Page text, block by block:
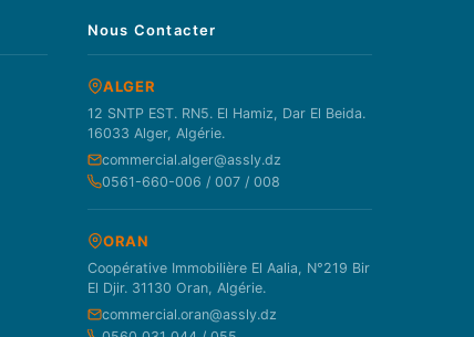
Nous Contacter
ALGER
12 SNTP EST. RN5. El Hamiz, Dar El Beida.
16033 Alger, Algérie.
commercial.alger@assly.dz
0561-660-006 / 007 / 008
ORAN
Coopérative Immobilière El Aalia, N°219 Bir
El Djir. 31130 Oran, Algérie.
commercial.oran@assly.dz